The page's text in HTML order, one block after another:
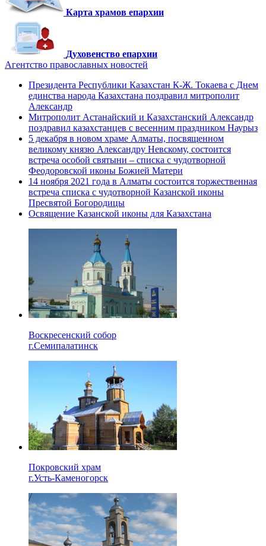
Карта храмов епархии
Духовенство епархии
Агентство православных новостей
Президента Республики Казахстан К-Ж. Токаева с Днем
единства народа Казахстана поздравил митрополит
Александр
Митрополит Астанайский и Казахстанский Александр
поздравил казахстанцев с весенним праздником Наурыз
5 декабря в новом храме Алматы, посвященном
великому князю Александру Невскому, состоится
встреча особой святыни – списка с чудотворной
Феодоровской иконы Божией Матери
14 ноября 2021 года в Алматы состоится торжественная
встреча списка с чудотворной Казанской иконы
Пресвятой Богородицы
Освящение Казанской иконы для Казахстана
Воскресенский собор
г.Семипалатинск
Покровский храм
г.Усть-Каменогорск